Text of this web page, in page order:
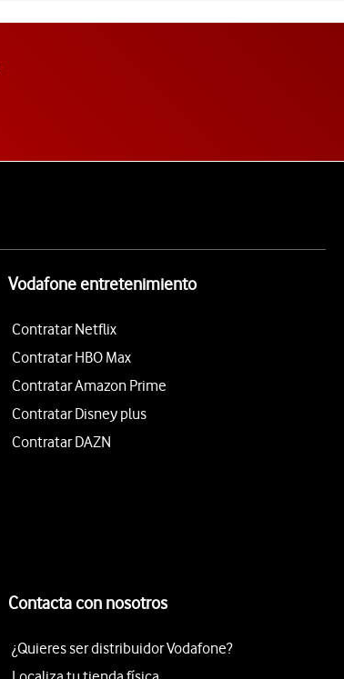
Vodafone entretenimiento
Contratar Netflix
Contratar HBO Max
Contratar Amazon Prime
Contratar Disney plus
Contratar DAZN
Contacta con nosotros
¿Quieres ser distribuidor Vodafone?